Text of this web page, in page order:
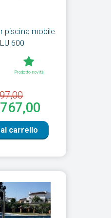
piscina mobile
600
Prodotto novità
carrello